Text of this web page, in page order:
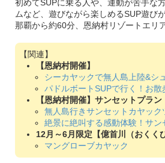
初めてSUPに乗る人や、運動が苦手な
ムなど、遊びながら楽しめるSUP遊び
那覇から約60分、恩納村リゾートエリ
【恩納村開催】
シーカヤックで無人島上陸&シ
パドルボートSUPで行く！お散
【恩納村開催】サンセットプラン
無人島行きサンセットカヤック
絶景に絶叫する感動体験！サ
12月～6月限定【億首川（おくく
マングローブカヤック